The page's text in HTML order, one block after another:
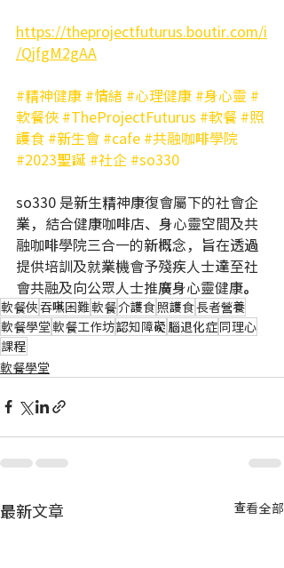
https://theprojectfuturus.boutir.com/i
/QjfgM2gAA
#精神健康 #情緒 #心理健康 #身心靈 #
軟餐俠 #TheProjectFuturus #軟餐 #照
護食 #新生會 #cafe #共融咖啡學院
#2023聖誕 #社企 #so330
so330 是新生精神康復會屬下的社會企
業，結合健康咖啡店、身心靈空間及共
融咖啡學院三合一的新概念，旨在透過
提供培訓及就業機會予殘疾人士達至社
會共融及向公眾人士推廣身心靈健康。
軟餐俠吞嚥困難軟餐介護食照護食長者營養
軟餐學堂軟餐工作坊認知障礙 腦退化症同理心
課程
軟餐學堂
最新文章 查看全部